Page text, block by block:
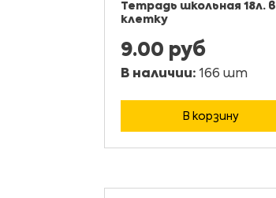
Тетрадь школьная 18л. в
клетку
9.00 руб
В наличии: 166 шт
В корзину